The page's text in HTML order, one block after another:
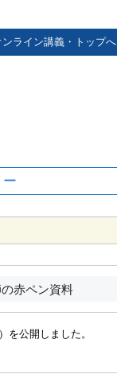
ンライン講義・トップへ
赤ペン資料
を公開しました。